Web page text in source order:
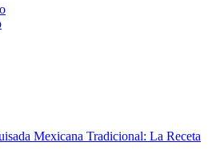
Mexicana Tradicional: La Receta